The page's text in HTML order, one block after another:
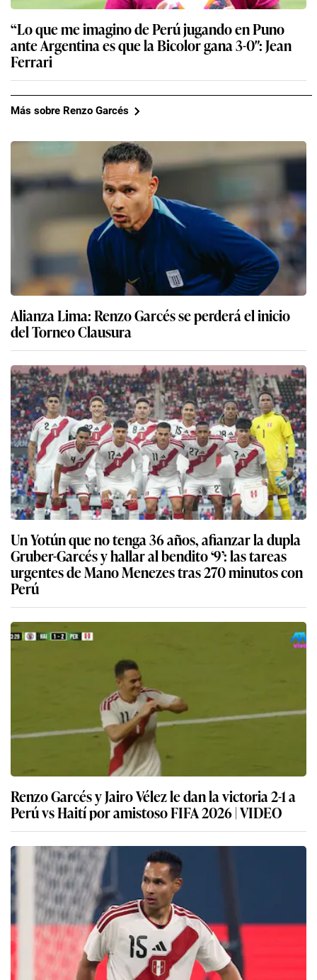
“Lo que me imagino de Perú jugando en Puno
ante Argentina es que la Bicolor gana 3-0″: Jean
Ferrari
Más sobre Renzo Garcés
Alianza Lima: Renzo Garcés se perderá el inicio
del Torneo Clausura
Un Yotún que no tenga 36 años, afianzar la dupla
Gruber-Garcés y hallar al bendito ‘9’: las tareas
urgentes de Mano Menezes tras 270 minutos con
Perú
Renzo Garcés y Jairo Vélez le dan la victoria 2-1 a
Perú vs Haití por amistoso FIFA 2026 | VIDEO